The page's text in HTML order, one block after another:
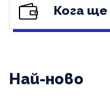
Кога
Най-ново